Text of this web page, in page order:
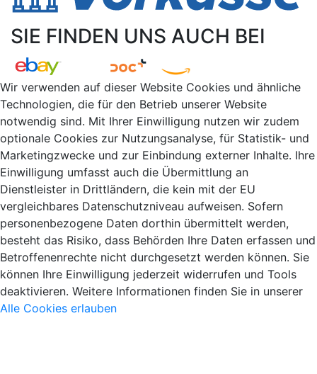
SIE FINDEN UNS AUCH BEI
Wir verwenden auf dieser Website Cookies und ähnliche
Technologien, die für den Betrieb unserer Website
notwendig sind. Mit Ihrer Einwilligung nutzen wir zudem
optionale Cookies zur Nutzungsanalyse, für Statistik- und
Marketingzwecke und zur Einbindung externer Inhalte. Ihre
Einwilligung umfasst auch die Übermittlung an
Dienstleister in Drittländern, die kein mit der EU
vergleichbares Datenschutzniveau aufweisen. Sofern
personenbezogene Daten dorthin übermittelt werden,
besteht das Risiko, dass Behörden Ihre Daten erfassen und
Betroffenenrechte nicht durchgesetzt werden können. Sie
können Ihre Einwilligung jederzeit widerrufen und Tools
deaktivieren. Weitere Informationen finden Sie in unserer
Alle Cookies erlauben